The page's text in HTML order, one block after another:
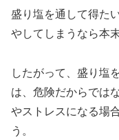
盛り塩を通して得た
やしてしまうなら本
したがって、盛り塩
は、危険だからでは
やストレスになる場
う。